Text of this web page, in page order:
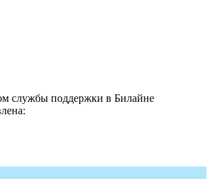
службы поддержки в Билайне